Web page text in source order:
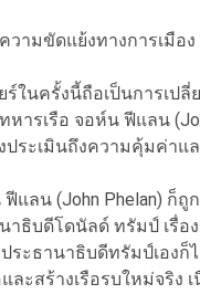
วามขัดแย้งทางการเมือง
ร์ในครั้งนี้ถือเป็นการเป
ารเรือ จอห์น ฟีแลน
ประเมินถึงความคุ้มค่าแ
แลน (John Phelan) ก็
ธิบดีโดนัลด์ ทรัมป์ เรื่อ
ประธานาธิบดีทรัมป์เอ
ะสร้างเรือรบใหม่จริง